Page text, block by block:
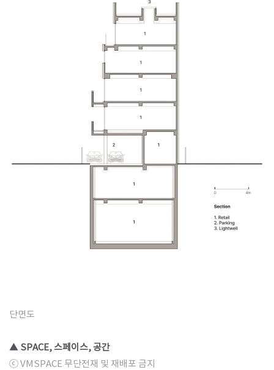
단면도
▲ SPACE, 스페이스, 공간
ⓒ VMSPACE 무단전재 및 재배포 금지